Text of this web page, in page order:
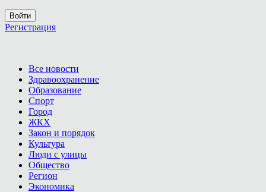
Войти
Регистрация
Все новости
Здравоохранение
Образование
Спорт
Город
ЖКХ
Закон и порядок
Культура
Люди с улицы
Общество
Регион
Экономика